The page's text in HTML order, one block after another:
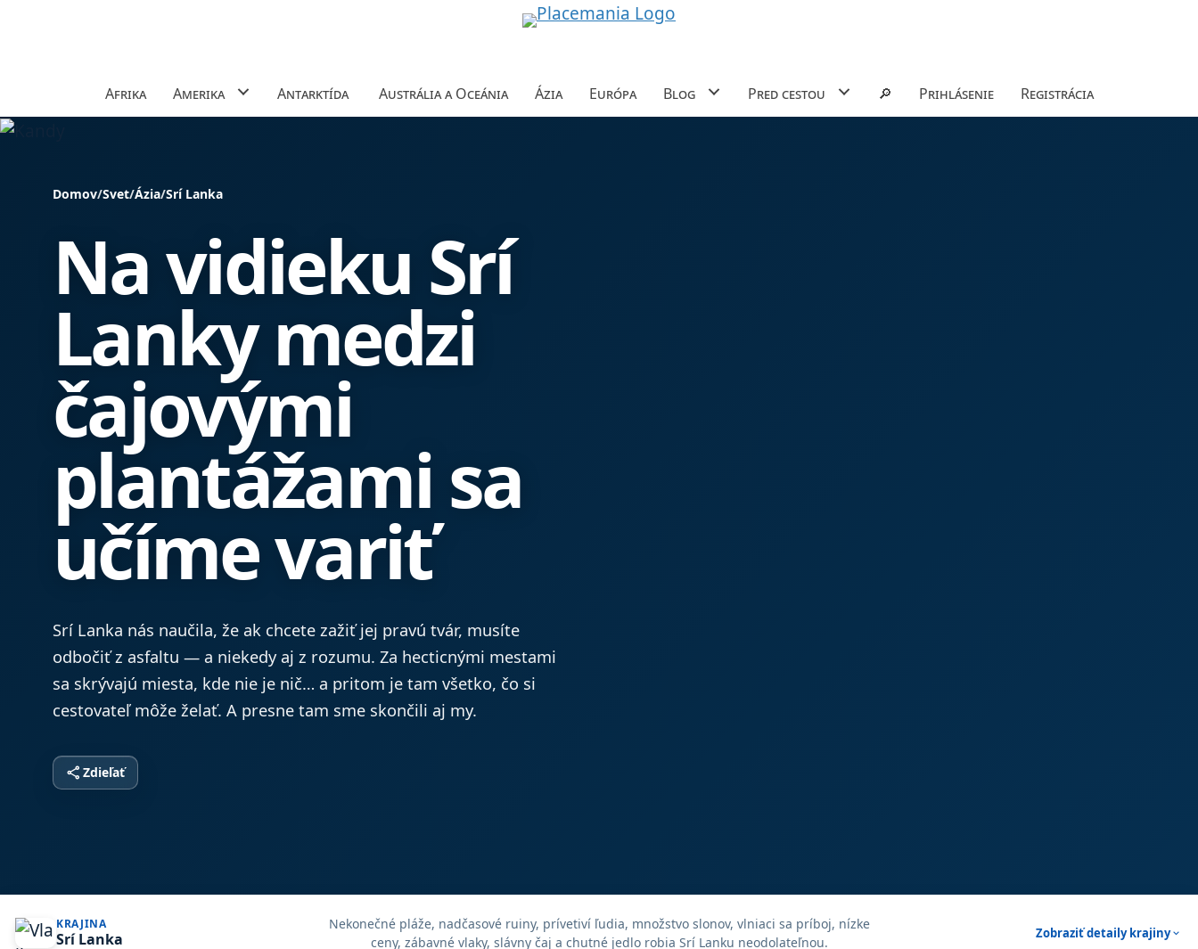
Afrika Amerika Antarktída Austrália a Oceánia Ázia Európa Blog Pred cestou 🔎 Prihlásenie Registrácia
Domov/Svet/Ázia/Srí Lanka
Na vidieku Srí
Lanky medzi
čajovými
plantážami sa
učíme variť
Srí Lanka nás naučila, že ak chcete zažiť jej pravú tvár, musíte
odbočiť z asfaltu — a niekedy aj z rozumu. Za hectic­nými mestami
sa skrývajú miesta, kde nie je nič… a pritom je tam všetko, čo si
cestovateľ môže želať. A presne tam sme skončili aj my.
share Zdieľať
KRAJINA
Srí Lanka
Nekonečné pláže, nadčasové ruiny, prívetiví ľudia, množstvo slonov, vlniaci sa príboj, nízke
ceny, zábavné vlaky, slávny čaj a chutné jedlo robia Srí Lanku neodolateľnou.
Zobraziť detaily krajinyexpand_more